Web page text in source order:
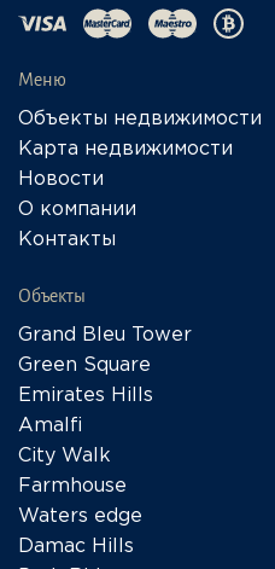
Меню
Объекты недвижимости
Карта недвижимости
Новости
О компании
Контакты
Объекты
Grand Bleu Tower
Green Square
Emirates Hills
Amalfi
City Walk
Farmhouse
Waters edge
Damac Hills